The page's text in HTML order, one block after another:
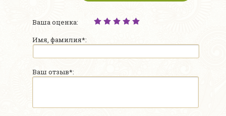
Ваша оценка:
Имя, фамилия*:
Ваш отзыв*: